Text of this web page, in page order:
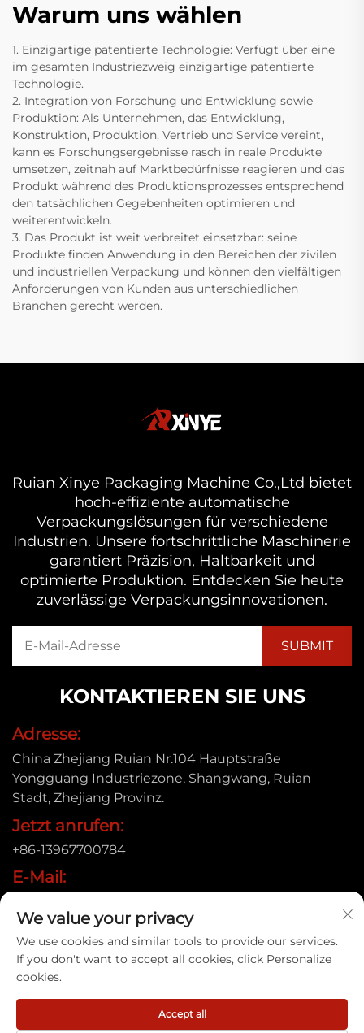
Warum uns wählen
1. Einzigartige patentierte Technologie: Verfügt über eine
im gesamten Industriezweig einzigartige patentierte
Technologie.
2. Integration von Forschung und Entwicklung sowie
Produktion: Als Unternehmen, das Entwicklung,
Konstruktion, Produktion, Vertrieb und Service vereint,
kann es Forschungsergebnisse rasch in reale Produkte
umsetzen, zeitnah auf Marktbedürfnisse reagieren und das
Produkt während des Produktionsprozesses entsprechend
den tatsächlichen Gegebenheiten optimieren und
weiterentwickeln.
3. Das Produkt ist weit verbreitet einsetzbar: seine
Produkte finden Anwendung in den Bereichen der zivilen
und industriellen Verpackung und können den vielfältigen
Anforderungen von Kunden aus unterschiedlichen
Branchen gerecht werden.
Ruian Xinye Packaging Machine Co.,Ltd bietet
hoch-effiziente automatische
Verpackungslösungen für verschiedene
Industrien. Unsere fortschrittliche Maschinerie
garantiert Präzision, Haltbarkeit und
optimierte Produktion. Entdecken Sie heute
zuverlässige Verpackungsinnovationen.
KONTAKTIEREN SIE UNS
Adresse:
China Zhejiang Ruian Nr.104 Hauptstraße
Yongguang Industriezone, Shangwang, Ruian
Stadt, Zhejiang Provinz.
Jetzt anrufen:
+86-13967700784
E-Mail:
Urheberrecht © 2025 Ruian Xinye Packaging Machine
We value your privacy
We use cookies and similar tools to provide our services.
If you don't want to accept all cookies, click Personalize
cookies.
Accept all